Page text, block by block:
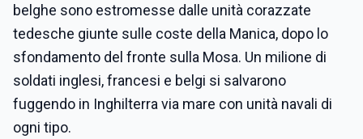
belghe sono estromesse dalle unità corazzate
tedesche giunte sulle coste della Manica, dopo lo
sfondamento del fronte sulla Mosa. Un milione di
soldati inglesi, francesi e belgi si salvarono
fuggendo in Inghilterra via mare con unità navali di
ogni tipo.